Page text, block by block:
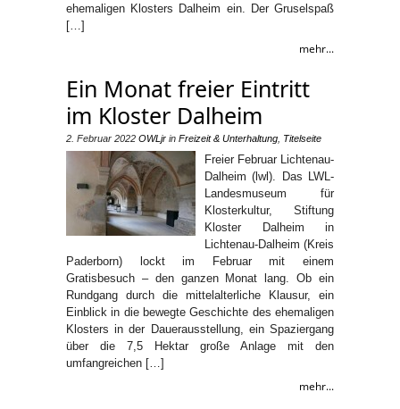
ehemaligen Klosters Dalheim ein. Der Gruselspaß
[…]
mehr...
Ein Monat freier Eintritt
im Kloster Dalheim
2. Februar 2022 OWLjr in Freizeit & Unterhaltung Titelseite
Freier Februar Lichtenau-
Dalheim (lwl). Das LWL-
Landesmuseum für
Klosterkultur, Stiftung
Kloster Dalheim in
Lichtenau-Dalheim (Kreis
Paderborn) lockt im Februar mit einem
Gratisbesuch – den ganzen Monat lang. Ob ein
Rundgang durch die mittelalterliche Klausur, ein
Einblick in die bewegte Geschichte des ehemaligen
Klosters in der Dauerausstellung, ein Spaziergang
über die 7,5 Hektar große Anlage mit den
umfangreichen […]
mehr...